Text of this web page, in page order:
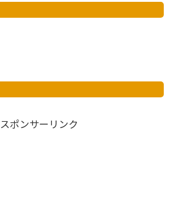
スポンサーリンク